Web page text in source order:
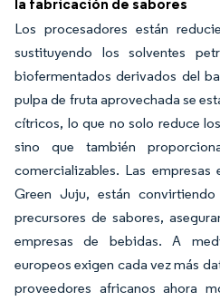
la fabricación de sabores
Los procesadores están
sustituyendo los solventes
biofermentados derivados del
pulpa de fruta aprovechada se
cítricos, lo que no solo reduce
sino que también
comercializables. Las empresas
Green Juju, están
precursores de sabores,
empresas de bebidas. A
europeos exigen cada vez más
proveedores africanos ahora